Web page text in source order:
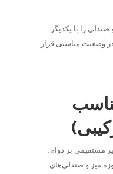
صندلی را با یکدیگر
وضعیت مناسبی قرار
مستقیمی بر دوام،
میز و صندلی‌های